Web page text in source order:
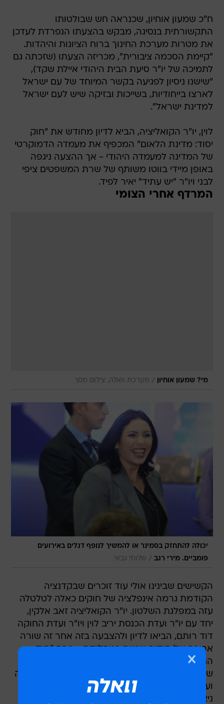
ח"כ שמעון אוחיון, שכנראה חש שבולטותו
התקשורתית בנסיגה, מבקש בהצעתו הנפרדת לעדכן
את מטרות מערכת החינוך ברוח הציונות והיהדות.
"קיימת הסכמה ציבורית", מכריזה הצעתו (שזכתה גם
לתמיכה של יו"ר סיעת הבית היהודי איילת שקד),
"שישנו ניסיון לפגיעה בקשר המיוחד של עם ישראל
לארצו בייחודיות, בשייכות ובזיקה שיש לעם ישראל
למדינת ישראל".
לוין, יו"ר הקואליציה, הביא לדיון מחודש את "חוק
יסוד: מדינת הלאום" המכפיף את מעמדה הדמוקרטי
של המדינה למעמדה היהודי - אך ההצעה ניגפה
באופן מיידי בווטו משותף של שרת המשפטים ציפי
לבני ויו"ר "יש עתיד" יאיר לפיד.
המרדף אחרי הצומי
מי? שמעון אוחיון / מערכת וואלה, צילום מסך
יכולה להתחזק בסמינר או להמשיך לנופף דגלים באירועים
פומביים. מירי רגב / שלומי גבאי
הקשישים שבינינו אולי עוד זוכרים שבקדנציה
הקודמת גרמה אינפלציה של חוקים כאלה לטלטלה
עזה במפלגת השלטון. יו"ר הקואליציה זאב אלקין,
יחד עם יו"ר ועדת הכנסת יריב לוין ויו"ר ועדת החוקה
דוד רותם, הביאו לדיון ולהצבעה בזה אחר זה שורה
ארוכה של חוקים שנויים במחלוקת - בהם "חוק
החרם" שנכנס כבר לספר החוקים, חקיקה שתחייב
שימוע פומבי לשופטים, חוק הצהרת נאמנות למדינה
ועוד. הטריו הזה (בגיבוי שר המשפטים יעקב נאמן)
ניצל את המשמעת הקואליציונית ההדוקה והריפיון